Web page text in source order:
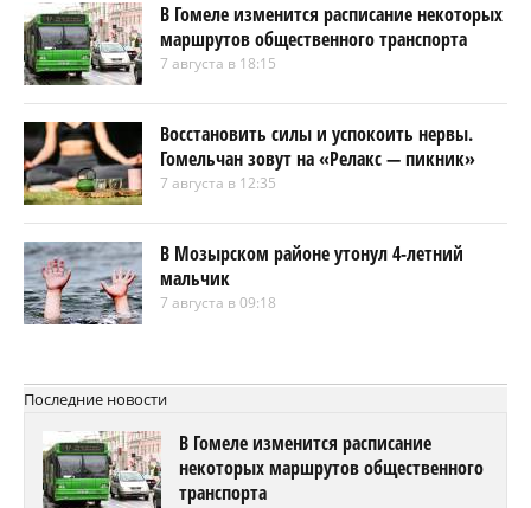
В Гомеле изменится расписание некоторых
маршрутов общественного транспорта
7 августа в 18:15
Восстановить силы и успокоить нервы.
Гомельчан зовут на «Релакс — пикник»
7 августа в 12:35
В Мозырском районе утонул 4-летний
мальчик
7 августа в 09:18
Последние новости
В Гомеле изменится расписание
некоторых маршрутов общественного
транспорта